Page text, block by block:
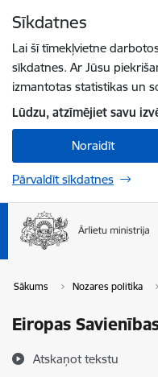
Sīkdatnes
Lai šī tīmekļvietne
sīkdatnes. Ar Jūsu
izmantotas statistikas un
Lūdzu, atzīmējiet savu
Noraidīt
Pārvaldīt sīkdatnes
Sākums Nozares politika
Eiropas
Atskaņot tekstu